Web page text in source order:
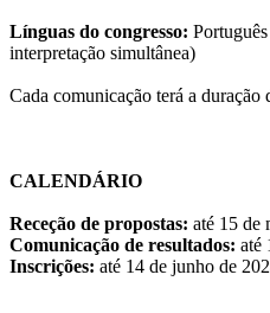
Línguas do congresso:
interpretação simultânea)
Cada comunicação terá a duração
CALENDÁRIO
Receção de propostas: até 15 de
Comunicação de resultados: até
Inscrições: até 14 de junho de